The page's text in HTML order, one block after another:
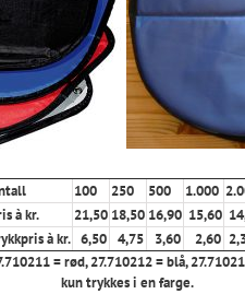
100 250 500 1.000
à kr.
21,50 18,50 16,90 15,60
à kr. 6,50 4,75 3,60 2,60
= rød, 27.710212 = blå,
kun trykkes i en farge.